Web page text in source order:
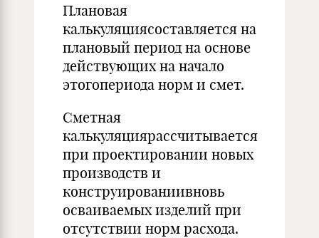
Плановая
калькуляциясоставляется на
плановый период на основе
действующих на начало
этогопериода норм и смет.
Сметная
калькуляциярассчитывается
при проектировании новых
производств и
конструированиивновь
осваиваемых изделий при
отсутствии норм расхода.